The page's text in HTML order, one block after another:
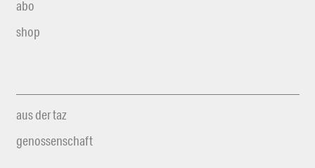
abo
shop
aus der taz
genossenschaft